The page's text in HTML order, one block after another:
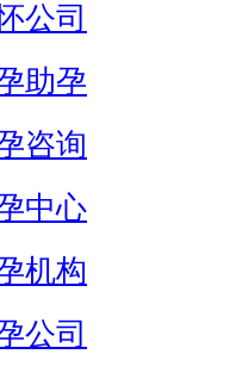
公司
助孕
咨询
中心
机构
公司